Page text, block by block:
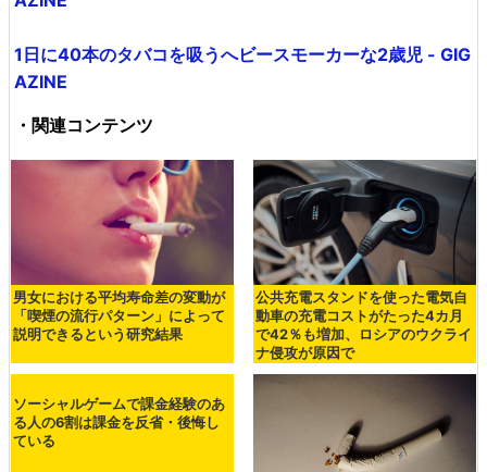
1日に40本のタバコを吸うへビースモーカーな2歳児 - GIG
AZINE
・関連コンテンツ
男女における平均寿命差の変動が
「喫煙の流行パターン」によって
説明できるという研究結果
公共充電スタンドを使った電気自
動車の充電コストがたった4カ月
で42％も増加、ロシアのウクライ
ナ侵攻が原因で